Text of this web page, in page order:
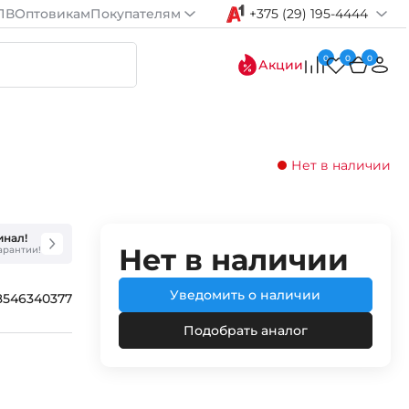
ОптовикамПокупателям +375 (29) 195-4444
Акции 0 0 0
Нет в наличии
Нет в наличии
Уведомить о наличии
Подобрать аналог